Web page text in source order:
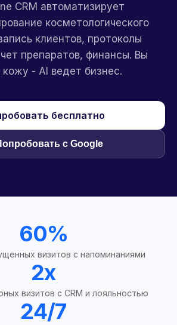
CRM автоматизирует
косметологического
клиентов, протоколы
препаратов, финансы. Вы
кожу - AI ведет бизнес.
бесплатно
с Google
60%
визитов с напоминаниями
2x
визитов с CRM и лояльностью
24/7